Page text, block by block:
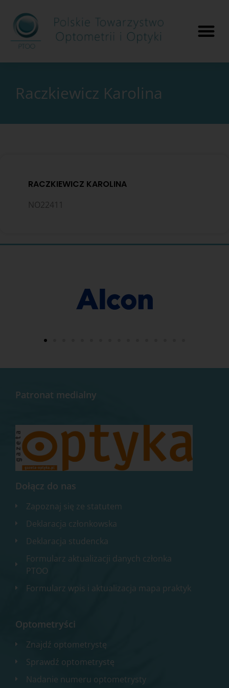
Raczkiewicz Karolina
RACZKIEWICZ KAROLINA
NO22411
Patronat medialny
Dołącz do nas
Zapoznaj się ze statutem
Deklaracja członkowska
Deklaracja studencka
Formularz aktualizacji danych członka
PTOO
Formularz wpis i aktualizacja mapa praktyk
Optometryści
Znajdź optometrystę
Sprawdź optometrystę
Nadanie numeru optometrysty